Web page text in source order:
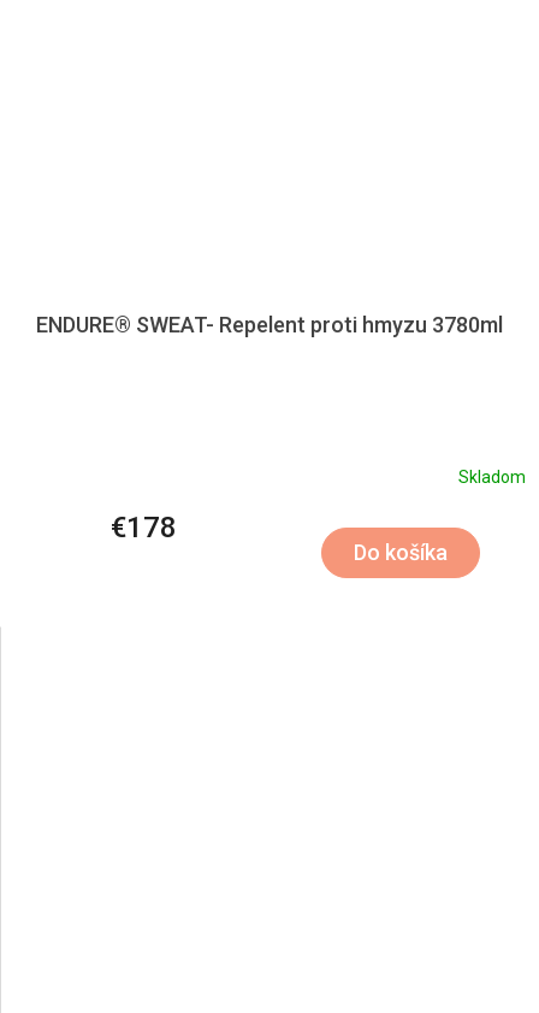
ENDURE® SWEAT- Repelent proti hmyzu 3780ml
Skladom
€178
Do košíka